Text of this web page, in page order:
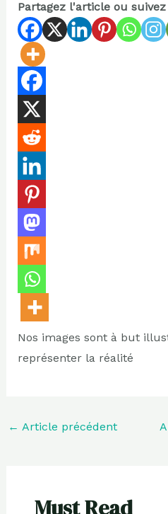
Partagez l'article ou
Nos images sont à but
représenter la réalité
← Article précédent
Must Read